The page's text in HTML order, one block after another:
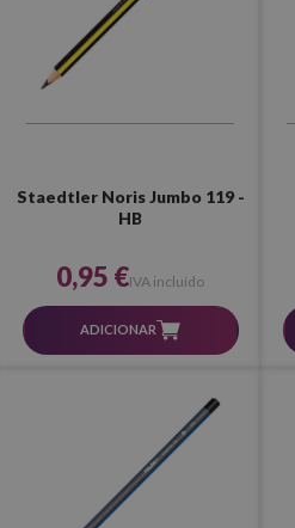
Staedtler Noris Jumbo 119 -
HB
0,95 €IVA incluído
ADICIONAR